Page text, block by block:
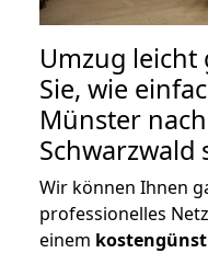
Umzug leicht
Sie, wie
Münster
Schwarzwald
Wir können Ihnen
professionelles
einem